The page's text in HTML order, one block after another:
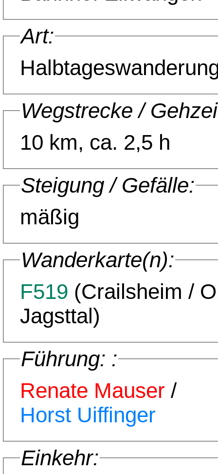
Art:
Wegstrecke /
10 km, ca. 2,5 h
Steigung / Gefälle:
mäßig
Wanderkarte(n):
F519 (Crailsheim /
Jagsttal)
Führung: :
Renate Mauser /
Horst Uiffinger
Einkehr: